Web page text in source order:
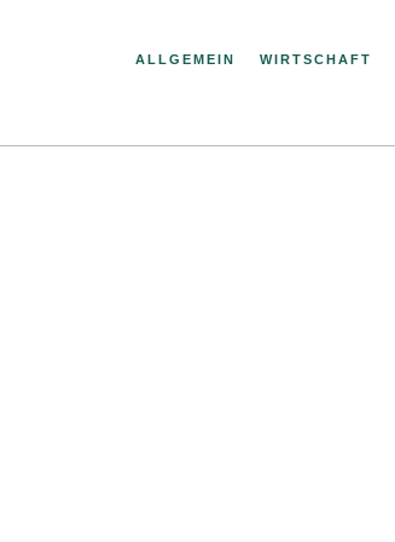
ALLGEMEIN WIRTSCHAFT